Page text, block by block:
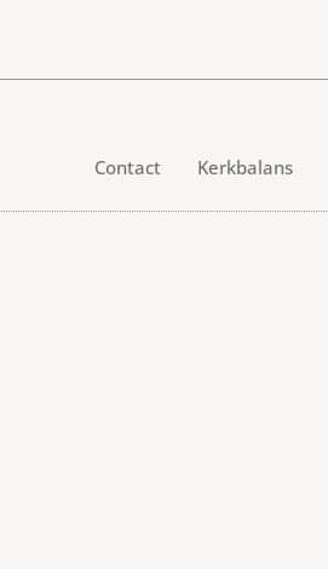
Contact Kerkbalans